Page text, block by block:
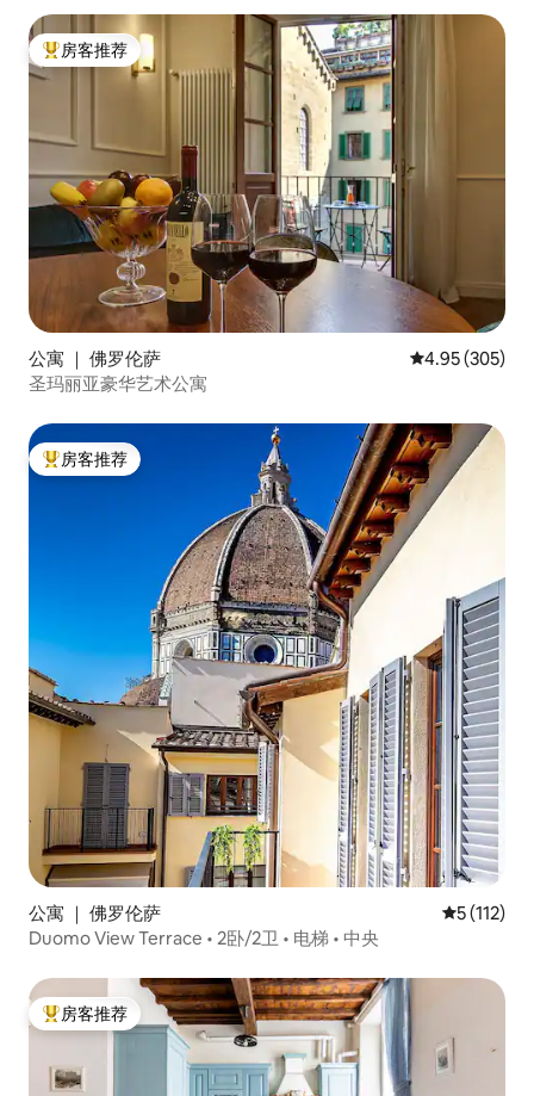
热门「房客推荐」
房客推荐
公寓 ｜ 佛罗伦萨 平均评分 4.95
4.95 (305)
圣玛丽亚豪华艺术公寓
热门「房客推荐」
房客推荐
公寓 ｜ 佛罗伦萨 平均评分 5
5 (112)
Duomo View Terrace • 2卧/2卫 • 电梯 • 中央
热门「房客推荐」
房客推荐